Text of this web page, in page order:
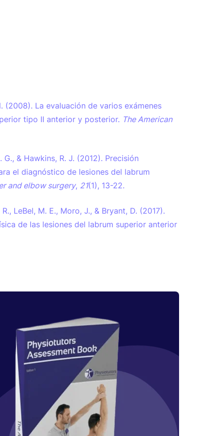
(2008). La evaluación de varios exámenes
tipo II anterior y posterior. The American
& Hawkins, R. J. (2012). Precisión
el diagnóstico de lesiones del labrum
and elbow surgery, 21(1), 13-22.
LeBel, M. E., Moro, J., & Bryant, D. (2017).
de las lesiones del labrum superior anterior